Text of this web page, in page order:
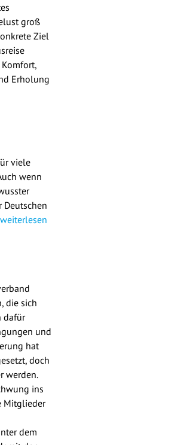
groß
Ziel
Erholung
viele
wenn
die sich
dafür
und
hat
doch
werden.
ins
Mitglieder
dem